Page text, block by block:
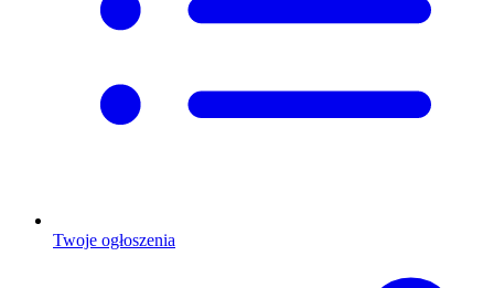
Twoje ogłoszenia